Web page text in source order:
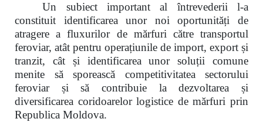
Un subiect important al întrevederii l-a
constituit identificarea unor noi oportunități de
atragere a fluxurilor de mărfuri către transportul
feroviar, atât pentru operațiunile de import, export și
tranzit, cât și identificarea unor soluții comune
menite să sporească competitivitatea sectorului
feroviar și să contribuie la dezvoltarea și
diversificarea coridoarelor logistice de mărfuri prin
Republica Moldova.